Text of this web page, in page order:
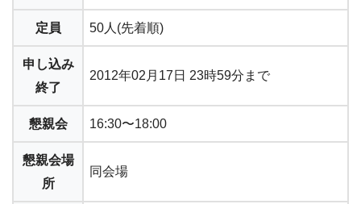
定員 50人(先着順)
申し込み
終了
2012年02月17日 23時59分まで
懇親会 16:30〜18:00
懇親会場
所
同会場